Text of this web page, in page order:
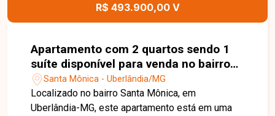
e em uma localização privilegiada no bairro Santa
todos os detalhes deste imóvel.
R$ 493.900,00 V
Apartamento com 2 quartos sendo 1
suíte disponível para venda no bairro
Santa Mônica em Uberlândia-MG
Santa Mônica - Uberlândia/MG
Localizado no bairro Santa Mônica, em
Uberlândia-MG, este apartamento está em uma